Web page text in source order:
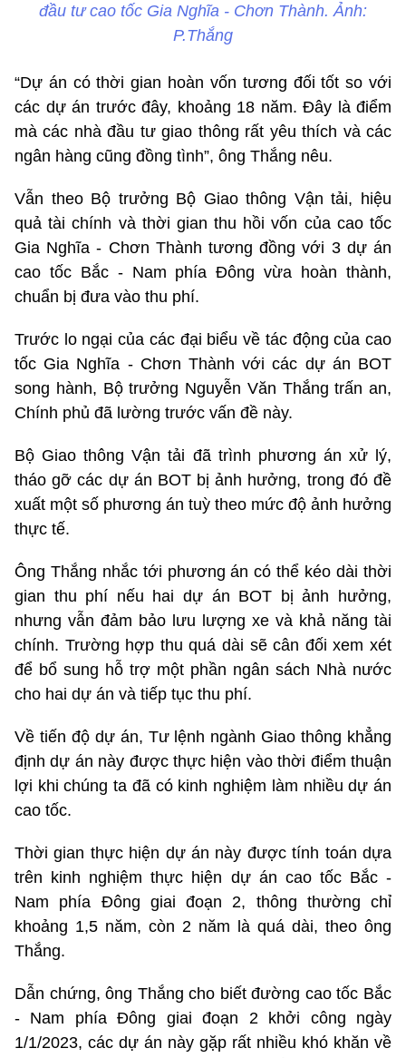
đầu tư cao tốc Gia Nghĩa - Chơn Thành. Ảnh:
P.Thắng
“Dự án có thời gian hoàn vốn tương đối tốt so với
các dự án trước đây, khoảng 18 năm. Đây là điểm
mà các nhà đầu tư giao thông rất yêu thích và các
ngân hàng cũng đồng tình”, ông Thắng nêu.
Vẫn theo Bộ trưởng Bộ Giao thông Vận tải, hiệu
quả tài chính và thời gian thu hồi vốn của cao tốc
Gia Nghĩa - Chơn Thành tương đồng với 3 dự án
cao tốc Bắc - Nam phía Đông vừa hoàn thành,
chuẩn bị đưa vào thu phí.
Trước lo ngại của các đại biểu về tác động của cao
tốc Gia Nghĩa - Chơn Thành với các dự án BOT
song hành, Bộ trưởng Nguyễn Văn Thắng trấn an,
Chính phủ đã lường trước vấn đề này.
Bộ Giao thông Vận tải đã trình phương án xử lý,
tháo gỡ các dự án BOT bị ảnh hưởng, trong đó đề
xuất một số phương án tuỳ theo mức độ ảnh hưởng
thực tế.
Ông Thắng nhắc tới phương án có thể kéo dài thời
gian thu phí nếu hai dự án BOT bị ảnh hưởng,
nhưng vẫn đảm bảo lưu lượng xe và khả năng tài
chính. Trường hợp thu quá dài sẽ cân đối xem xét
để bổ sung hỗ trợ một phần ngân sách Nhà nước
cho hai dự án và tiếp tục thu phí.
Về tiến độ dự án, Tư lệnh ngành Giao thông khẳng
định dự án này được thực hiện vào thời điểm thuận
lợi khi chúng ta đã có kinh nghiệm làm nhiều dự án
cao tốc.
Thời gian thực hiện dự án này được tính toán dựa
trên kinh nghiệm thực hiện dự án cao tốc Bắc -
Nam phía Đông giai đoạn 2, thông thường chỉ
khoảng 1,5 năm, còn 2 năm là quá dài, theo ông
Thắng.
Dẫn chứng, ông Thắng cho biết đường cao tốc Bắc
- Nam phía Đông giai đoạn 2 khởi công ngày
1/1/2023, các dự án này gặp rất nhiều khó khăn về